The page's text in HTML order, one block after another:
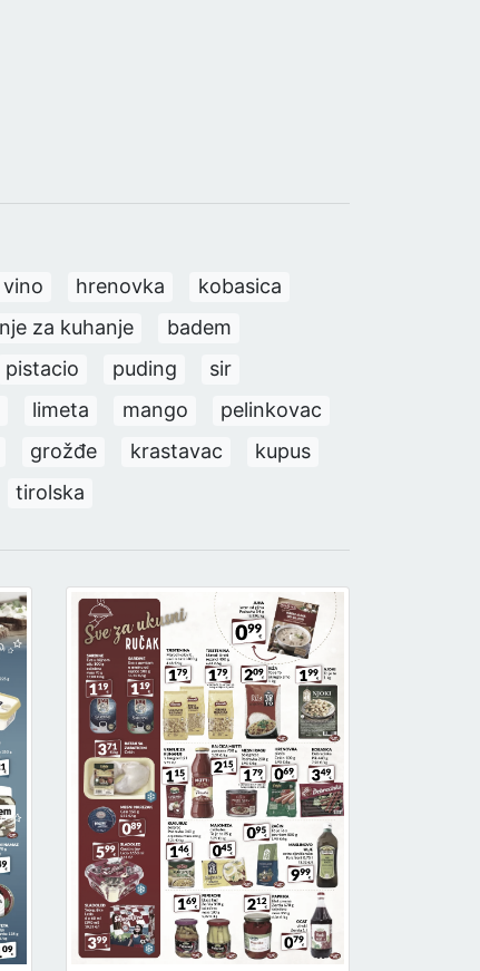
vino hrenovka
kobasica
za kuhanje
badem
pistacio puding
sir
limeta mango
pelinkovac
grožđe krastavac
kupus
tirolska